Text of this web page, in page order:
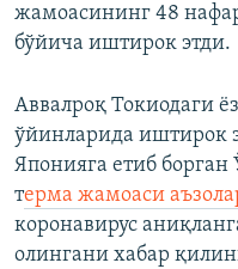
жамоасининг 48
бўйича иштирок этди.
Аввалроқ Токиодаги
ўйинларида иштирок
Японияга етиб
терма жамоаси
коронавирус
олингани хабар